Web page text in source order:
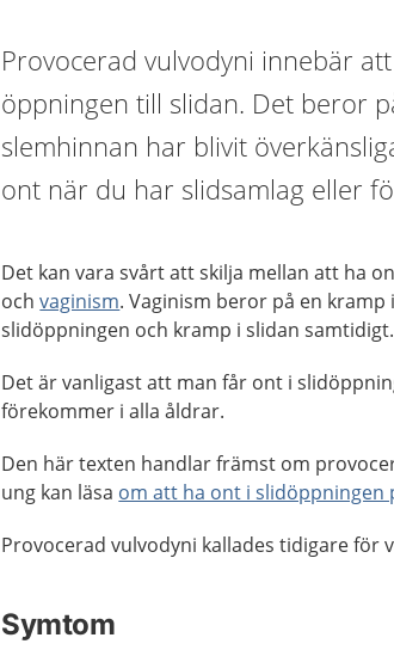
Provocerad vulvodyni innebär
öppningen till slidan. Det beror
slemhinnan har blivit
ont när du har slidsamlag eller
Det kan vara svårt att skilja mellan att ha
ochvaginism. Vaginism beror på en
slidöppningen och kramp i slidan samtidigt.
Det är vanligast att man får ont i
förekommer i alla åldrar.
Den här texten handlar främst om
ung kan läsa om att ha ont i slidöppningen
Provocerad vulvodyni kallades tidigare för
Symtom